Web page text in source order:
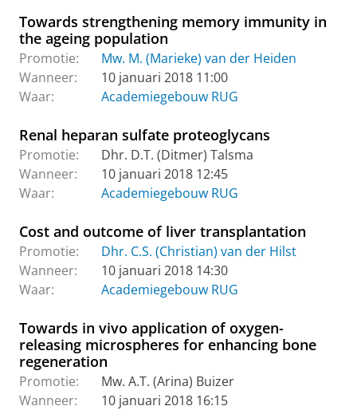
Towards strengthening memory immunity in
the ageing population
Promotie:
Mw. M. (Marieke) van der Heiden
Wanneer:
10 januari 2018 11:00
Waar:
Academiegebouw RUG
Renal heparan sulfate proteoglycans
Promotie:
Dhr. D.T. (Ditmer) Talsma
Wanneer:
10 januari 2018 12:45
Waar:
Academiegebouw RUG
Cost and outcome of liver transplantation
Promotie:
Dhr. C.S. (Christian) van der Hilst
Wanneer:
10 januari 2018 14:30
Waar:
Academiegebouw RUG
Towards in vivo application of oxygen-
releasing microspheres for enhancing bone
regeneration
Promotie:
Mw. A.T. (Arina) Buizer
Wanneer:
10 januari 2018 16:15